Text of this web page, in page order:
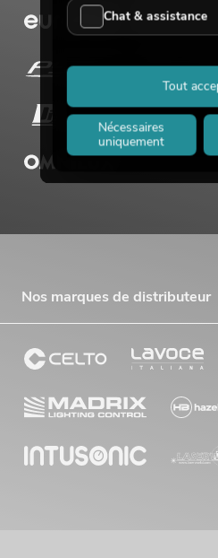
Nos marques de distributeur
Chat & assistance
Nécessaires
uniquement
Tout